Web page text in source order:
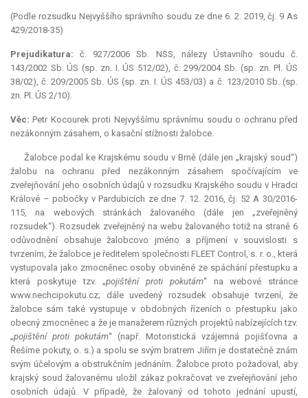
(Podle rozsudku Nejvyššího správního soudu ze dne 6. 2. 2019, čj. 9 As
429/2018-35)
Prejudikatura:č. 927/2006 Sb. NSS,
nálezy Ústavního soudu č.
143/2002 Sb. ÚS (sp. zn. I. ÚS 512/02), č. 299/2004 Sb. (sp. zn. Pl. ÚS
38/02), č. 209/2005 Sb. ÚS (sp. zn. I. ÚS 453/03) a č. 123/2010 Sb. (sp.
zn. Pl. ÚS 2/10).
Věc:Petr Kocourek proti Nejvyššímu správnímu soudu o ochranu před
nezákonným zásahem, o kasační stížnosti žalobce.
Žalobce podal ke Krajskému soudu v Brně (dále jen „krajský soud“)
žalobu na ochranu před nezákonným zásahem spočívajícím ve
zveřejňování jeho osobních údajů v rozsudku Krajského soudu v Hradci
Králové – pobočky v Pardubicích ze dne 7. 12. 2016, čj. 52 A 30/2016-
115, na webových stránkách žalovaného (dále jen „zveřejněný
rozsudek“). Rozsudek zveřejněný na webu žalovaného totiž na straně 6
odůvodnění obsahuje žalobcovo jméno a příjmení v souvislosti s
tvrzením, že žalobce je ředitelem společnosti FLEET Control, s. r. o., která
vystupovala jako zmocněnec osoby obviněné ze spáchání přestupku a
která poskytuje tzv. „pojištění proti pokutám“ na webové stránce
www.nechcipokutu.cz; dále uvedený rozsudek obsahuje tvrzení, že
žalobce sám také vystupuje v obdobných řízeních o přestupku jako
obecný zmocněnec a že je manažerem různých projektů nabízejících tzv.
„pojištění proti pokutám“ (např. Motoristická vzájemná pojišťovna a
Řešíme pokuty, o. s.) a spolu se svým bratrem Jiřím je dostatečně znám
svým účelovým a obstrukčním jednáním. Žalobce proto požadoval, aby
krajský soud žalovanému uložil zákaz pokračovat ve zveřejňování jeho
osobních údajů. V případě, že žalovaný od tohoto jednání upustí,